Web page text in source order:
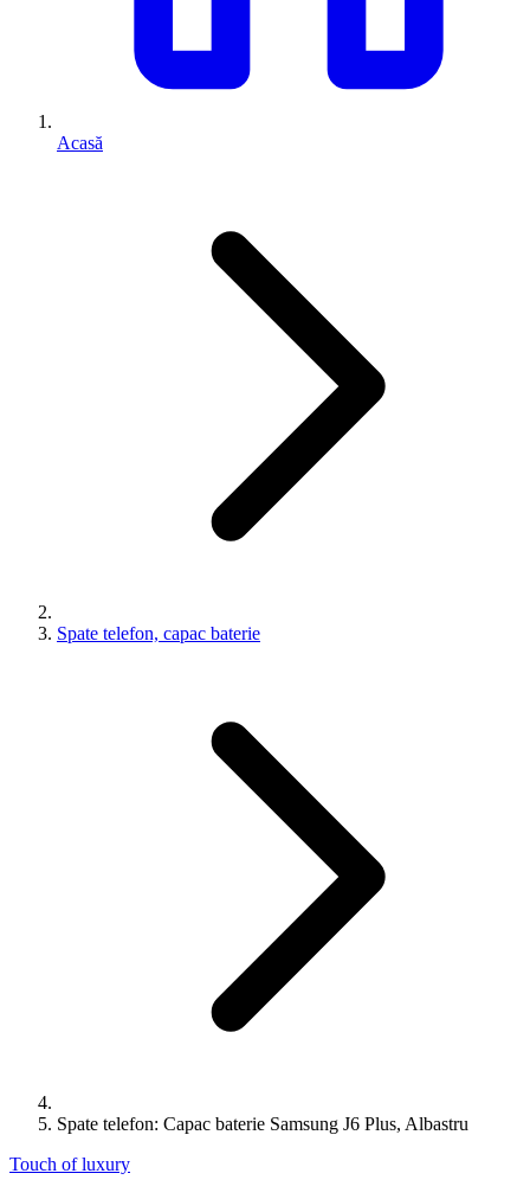
Acasă
Spate telefon, capac baterie
Spate telefon: Capac baterie Samsung J6 Plus, Albastru
Touch of luxury